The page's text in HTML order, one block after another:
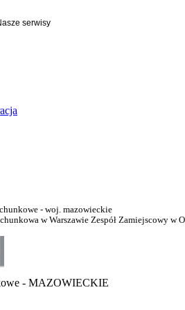
serwisy
do serwisu
- woj. mazowieckie
w Warszawie Zespół Zamiejscowy w
- MAZOWIECKIE